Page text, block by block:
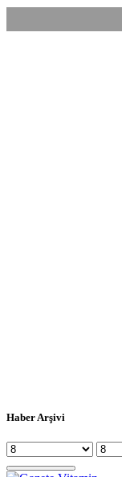
Haber Arşivi